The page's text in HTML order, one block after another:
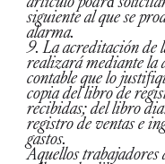
siguiente al que se
alarma.
9. La acreditación de
realizará mediante la
contable que lo
copia del libro de
recibidas; del libro
registro de ventas e
gastos.
Aquellos trabajadores